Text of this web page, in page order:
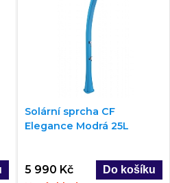
Solární sprcha CF
Elegance Modrá 25L
5 990 Kč